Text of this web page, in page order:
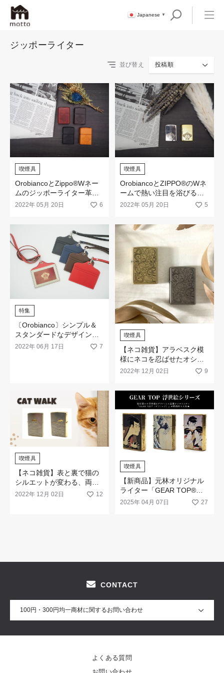
Japanese ▼
ジッポーライター
並び替え 投稿順
喫煙具
OrobiancoとZippo®Wネー
ムのジッポーライター革巻
きが新登場！
2022年 05月 20日 6
喫煙具
OrobiancoとZIPPO®のWネ
ームで熱い注目を浴びる、
オロビアンコのジッポーラ
2022年 05月 20日 5
特集
〔Orobianco〕シンプル＆
スタンダードなデザイン
で、作りのいいもの。
2022年 06月 17日 7
喫煙具
【ネコ雑貨】アラベスク模
様にネコを忍ばせたオシャ
レなZIPPOライター「Cat
2022年 12月 02日 9
喫煙具
【ネコ雑貨】表と裏で猫の
シルエットが変わる、両面
加工が人気のジッポライタ
2022年 12月 02日 12
喫煙具
【新商品】元林オリジナル
ライター「GEAR TOP®」
から浮世絵シリーズ
2025年 04月 07日 27
CONTACT
100円・300円均一商材に関するお問い合わせ
よくある質問